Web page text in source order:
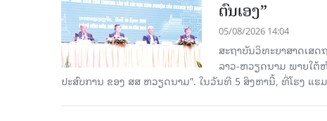
ຕົນເອງ”
05/08/2026 14:04
ສະຖາບັນວິທະຍາສາດເສ
ລາວ-ຫວຽດນາມ ພາຍໃຕ້ຫົ
ປະສົບການ ຂອງ ສສ ຫວຽດນາມ”. ໃນວັນທີ 5 ສິງຫານີ້, ທີ່ໂຮງ ແ